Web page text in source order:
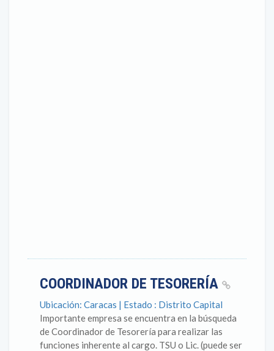
COORDINADOR DE TESORERÍA
Ubicación: Caracas | Estado : Distrito Capital
Importante empresa se encuentra en la búsqueda
de Coordinador de Tesorería para realizar las
funciones inherente al cargo. TSU o Lic. (puede ser